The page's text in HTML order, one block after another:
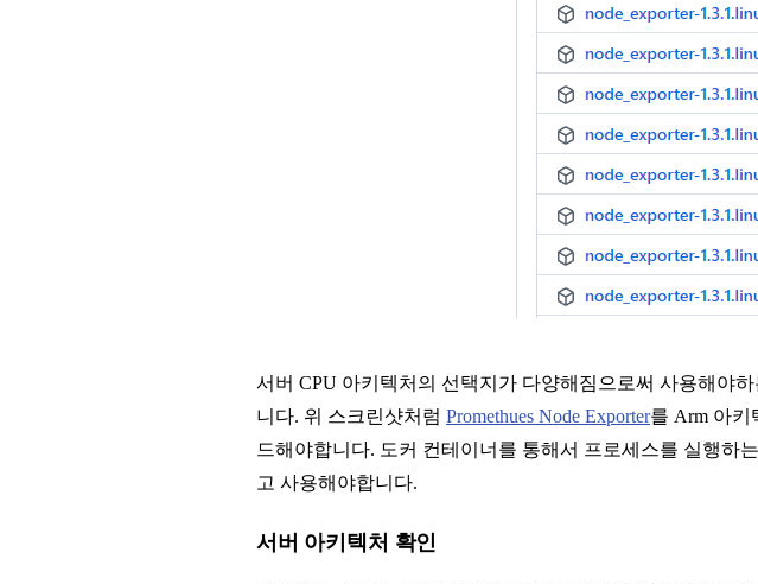
서버 CPU 아키텍처의 선택지가 다양해짐으로써 사용해야
니다. 위 스크린샷처럼 Promethues Node Exporter를 Arm 아키
드해야합니다. 도커 컨테이너를 통해서 프로세스를 실행하
고 사용해야합니다.
서버 아키텍처 확인